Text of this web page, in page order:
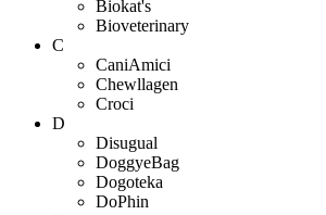
Biokat's
Bioveterinary
C
CaniAmici
Chewllagen
Croci
D
Disugual
DoggyeBag
Dogoteka
DoPhin